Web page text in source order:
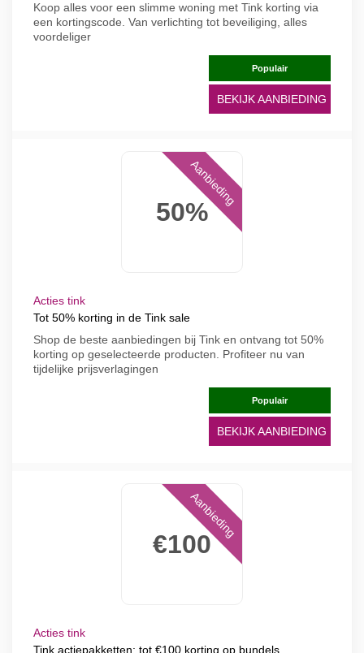
Koop alles voor een slimme woning met Tink korting via
een kortingscode. Van verlichting tot beveiliging, alles
voordeliger
Populair
BEKIJK AANBIEDING
50%
Aanbieding
Acties tink
Tot 50% korting in de Tink sale
Shop de beste aanbiedingen bij Tink en ontvang tot 50%
korting op geselecteerde producten. Profiteer nu van
tijdelijke prijsverlagingen
Populair
BEKIJK AANBIEDING
€100
Aanbieding
Acties tink
Tink actiepakketten: tot €100 korting op bundels